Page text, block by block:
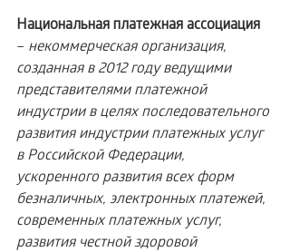
Национальная платежная ассоциация
– некоммерческая организация,
созданная в 2012 году ведущими
представителями платежной
индустрии в целях последовательного
развития индустрии платежных услуг
в Российской Федерации,
ускоренного развития всех форм
безналичных, электронных платежей,
современных платежных услуг,
развития честной здоровой